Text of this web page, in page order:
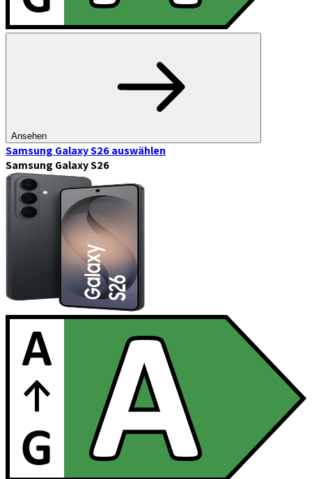
Ansehen
Samsung Galaxy S26auswählen
Samsung Galaxy S26